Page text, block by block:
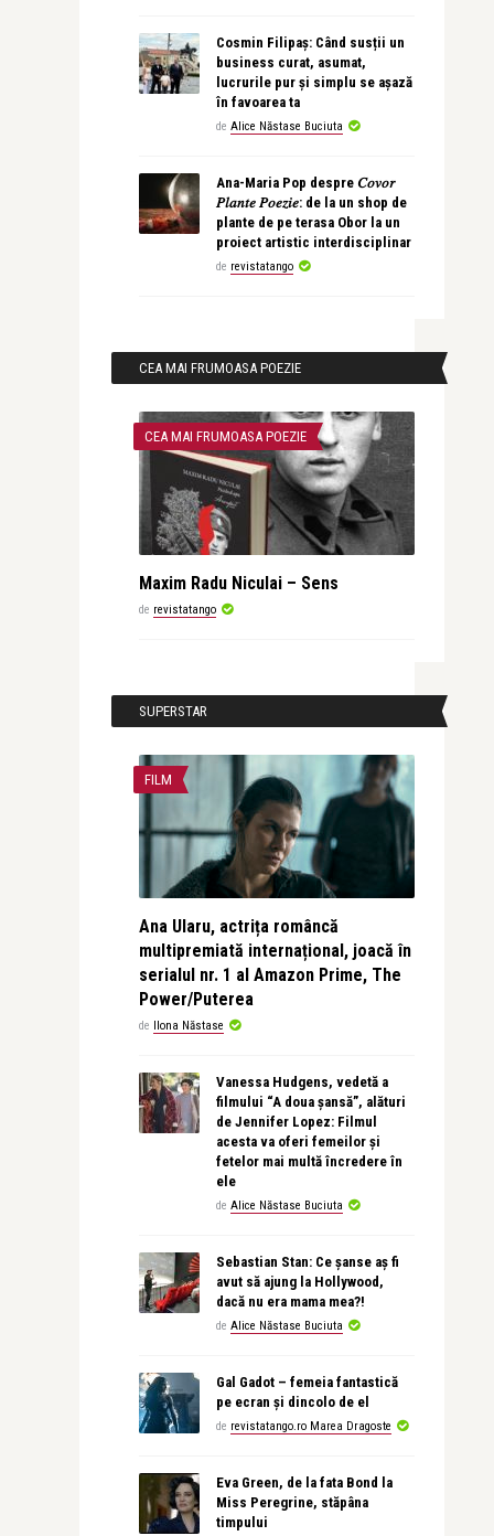
Cosmin Filipaș: Când susții un
business curat, asumat,
lucrurile pur și simplu se așază
în favoarea ta
de Alice Năstase Buciuta
Ana-Maria Pop despre 𝐶𝑜𝑣𝑜𝑟
𝑃𝑙𝑎𝑛𝑡𝑒 𝑃𝑜𝑒𝑧𝑖𝑒: de la un shop de
plante de pe terasa Obor la un
proiect artistic interdisciplinar
de revistatango
CEA MAI FRUMOASA POEZIE
CEA MAI FRUMOASA POEZIE
Maxim Radu Niculai – Sens
de revistatango
SUPERSTAR
FILM
Ana Ularu, actrița româncă
multipremiată internațional, joacă în
serialul nr. 1 al Amazon Prime, The
Power/Puterea
de Ilona Năstase
Vanessa Hudgens, vedetă a
filmului “A doua șansă”, alături
de Jennifer Lopez: Filmul
acesta va oferi femeilor și
fetelor mai multă încredere în
ele
de Alice Năstase Buciuta
Sebastian Stan: Ce șanse aș fi
avut să ajung la Hollywood,
dacă nu era mama mea?!
de Alice Năstase Buciuta
Gal Gadot – femeia fantastică
pe ecran și dincolo de el
de revistatango.ro Marea Dragoste
Eva Green, de la fata Bond la
Miss Peregrine, stăpâna
timpului